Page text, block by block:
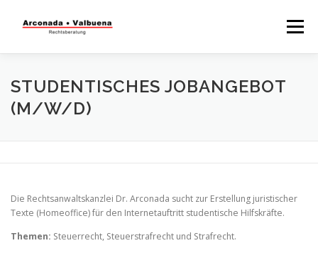
Menü
STARTSEITE RECHTSBERATUNG
STUDENTISCHES JOBANGEBOT
(M/W/D)
Die Rechtsanwaltskanzlei Dr. Arconada sucht zur Erstellung juristischer
Texte (Homeoffice) für den Internetauftritt studentische Hilfskräfte.
Themen: Steuerrecht, Steuerstrafrecht und Strafrecht.